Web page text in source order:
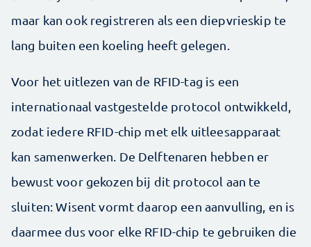
maar kan ook registreren als een diepvrieskip te
lang buiten een koeling heeft gelegen.
Voor het uitlezen van de RFID-tag is een
internationaal vastgestelde protocol ontwikkeld,
zodat iedere RFID-chip met elk uitleesapparaat
kan samenwerken. De Delftenaren hebben er
bewust voor gekozen bij dit protocol aan te
sluiten: Wisent vormt daarop een aanvulling, en is
daarmee dus voor elke RFID-chip te gebruiken die